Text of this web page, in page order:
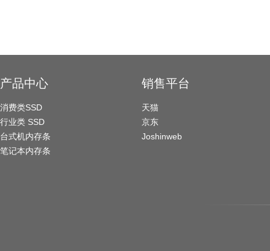
产品中心
消费类SSD
行业类 SSD
台式机内存条
笔记本内存条
销售平台
天猫
京东
Joshinweb